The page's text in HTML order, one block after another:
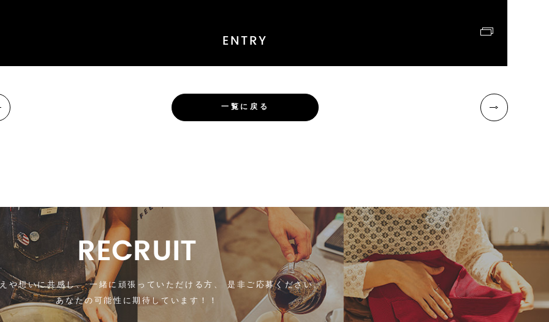
ENTRY
一覧に戻る
RECRUIT
や想いに共感し、一緒に頑張っていただける方、
是非ご応募ください。
あなたの可能性に期待しています！！